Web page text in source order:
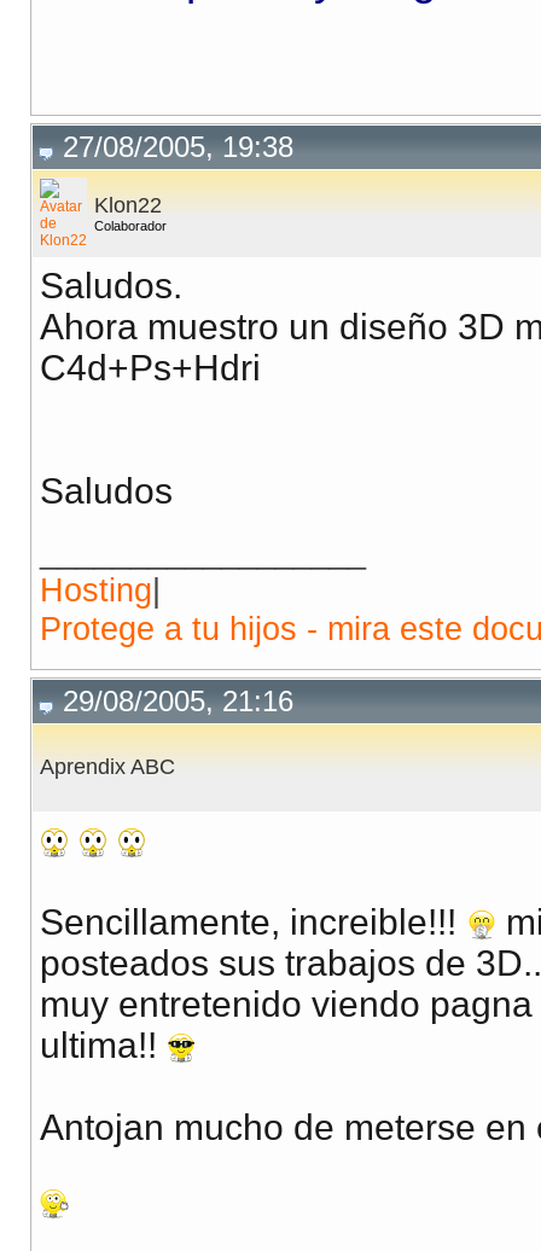
27/08/2005, 19:38
Klon22
Colaborador
Saludos.
Ahora muestro un diseño 3D
C4d+Ps+Hdri
Saludos
Hosting|
Protege a tu hijos - mira este
29/08/2005, 21:16
Aprendix ABC
Sencillamente, increible!!!
posteados sus trabajos de
muy entretenido viendo
ultima!!
Antojan mucho de meterse